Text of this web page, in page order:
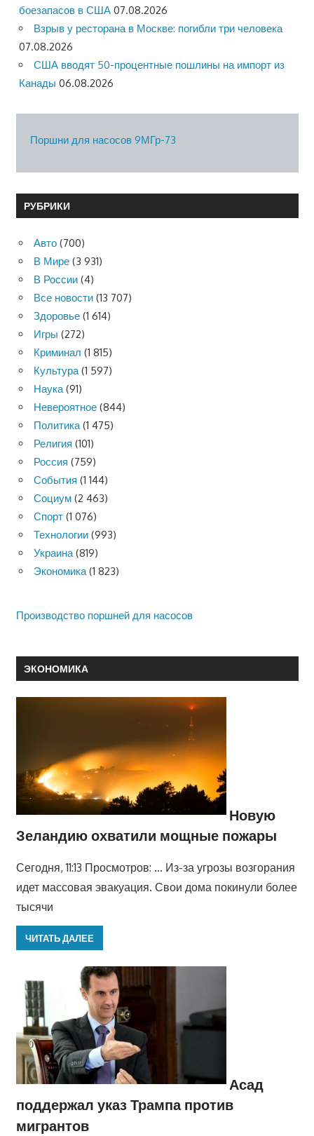
боезапасов в США 07.08.2026
Взрыв у ресторана в Москве: погибли три человека
07.08.2026
США вводят 50-процентные пошлины на импорт из
Канады 06.08.2026
Поршни для насосов 9МГр-73
РУБРИКИ
Авто (700)
В Мире (3 931)
В России (4)
Все новости (13 707)
Здоровье (1 614)
Игры (272)
Криминал (1 815)
Культура (1 597)
Наука (91)
Невероятное (844)
Политика (1 475)
Религия (101)
Россия (759)
События (1 144)
Социум (2 463)
Спорт (1 076)
Технологии (993)
Украина (819)
Экономика (1 823)
Производство поршней для насосов
ЭКОНОМИКА
Новую
Зеландию охватили мощные пожары
Сегодня, 11:13 Просмотров: … Из-за угрозы возгорания
идет массовая эвакуация. Свои дома покинули более
тысячи
ЧИТАТЬ ДАЛЕЕ
Асад
поддержал указ Трампа против
мигрантов